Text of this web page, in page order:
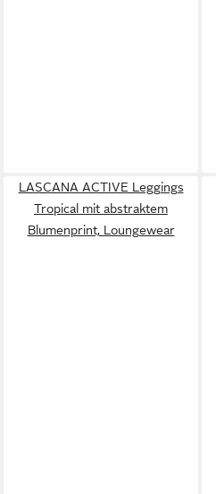
LASCANA ACTIVE Leggings
Tropical mit abstraktem
Blumenprint, Loungewear